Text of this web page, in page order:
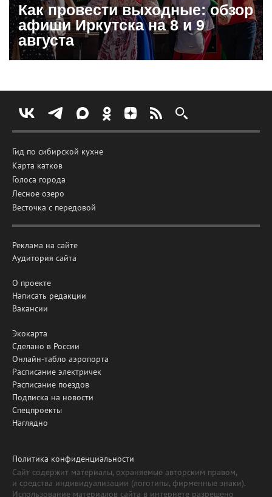
Как провести выходные: обзор
афиши Иркутска на 8 и 9
августа
Гид по сибирской кухне
Карта катков
Голоса города
Лесное озеро
Весточка с передовой
Реклама на сайте
Аудитория сайта
О проекте
Написать редакции
Вакансии
Экокарта
Сделано в России
Онлайн-табло аэропорта
Расписание электричек
Расписание поездов
Подписка на новости
Спецпроекты
Наглядно
Политика конфиденциальности
Сайт содержит материалы, охраняемые авторским правом,
и средства индивидуализации (логотипы, фирменные знаки).
Использование материалов сайта в интернете разрешено